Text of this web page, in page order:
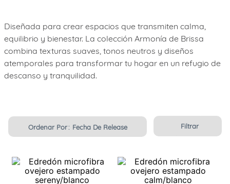
Diseñada para crear espacios que transmiten calma,
equilibrio y bienestar. La colección Armonía de Brissa
combina texturas suaves, tonos neutros y diseños
atemporales para transformar tu hogar en un refugio de
descanso y tranquilidad.
Ordenar Por Fecha De Release Filtrar
8. ovejero
9. fleur
10. cubrelecho